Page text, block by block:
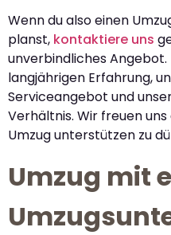
Wenn du also einen
planst, kontaktiere uns
unverbindliches
langjährigen Erfahrung,
Serviceangebot und
Verhältnis. Wir freuen
Umzug unterstützen zu
Umzug mit